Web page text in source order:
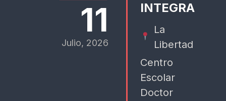
11
Julio, 2026
INTEGRA
La
Libertad
Centro
Escolar
Doctor